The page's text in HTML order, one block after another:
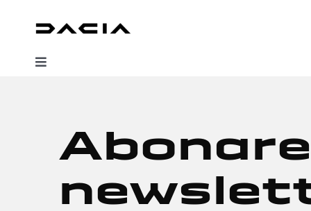
Toggle
Gama Dacia
Finanțare